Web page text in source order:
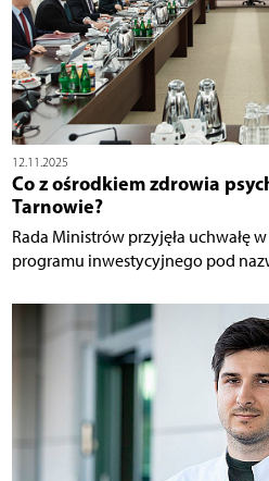
12.11.2025
Co z ośrodkiem zdrowia
Tarnowie?
Rada Ministrów przyjęła uchwałę
programu inwestycyjnego pod